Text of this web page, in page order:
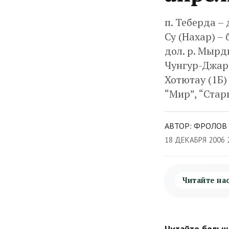
п. Теберда
Су (Нахар) –
дол. р.
Чунгур-
Хотютау (1Б)
“Мир”,
АВТОР: ФРОЛОВ
18 ДЕКАБРЯ 2006
Читайте